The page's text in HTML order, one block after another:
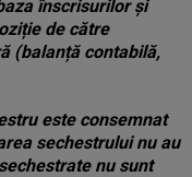
înscrisurilor și
de către
(balanță contabilă,
este consemnat
sechestrului nu au
nu sunt